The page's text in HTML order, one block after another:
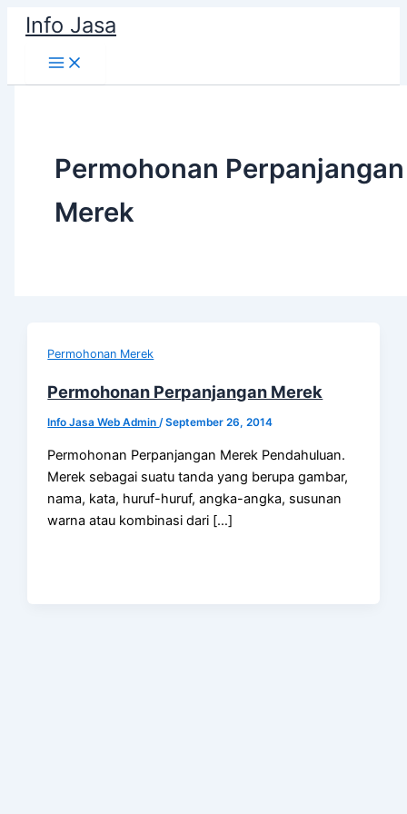
Skip
content
Info Jasa
Permohonan Perpanjangan
Merek
Permohonan Merek
Permohonan Perpanjangan Merek
Info Jasa Web Admin/September 26, 2014
Permohonan Perpanjangan Merek Pendahuluan.
Merek sebagai suatu tanda yang berupa gambar,
nama, kata, huruf-huruf, angka-angka, susunan
warna atau kombinasi dari […]